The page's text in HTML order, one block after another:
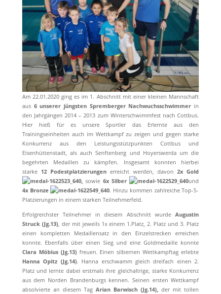
Am 22.01.2020 ging es im 1. Abschnitt mit einer kleinen Mannschaft
aus6 unserer jüngsten Spremberger Nachwuchsschwimmer in
den Jahrgängen 2014 – 2013 zum Winterschwimmfest nach Cottbus.
Hier hieß für es unsere Sportler das Erlernte aus den
Trainingseinheiten auch im Wettkampf zu zeigen und gegen starke
Konkurrenz aus den Leistungsstützpunkten Cottbus und
Eisenhüttenstadt, als auch Senftenberg und Hoyerswerda um die
begehrten Medaillen zu kämpfen. Insgesamt konnten hierbei
starke 12 Podestplatzierungenerreicht werden, davon 2x Gold
,sowie 6x Silber
und
4x Bronze
. Hinzu kommen zahlreiche Top-5-
Platzierungen in einem starken Teilnehmerfeld.
Erfolgreichster Teilnehmer in diesem Abschnitt wurdeAugustin
Struck (Jg.13), der mit jeweils 1x einem 1.Platz, 2. Platz und 3. Platz
einen kompletten Medaillensatz in den Einzelstrecken erreichen
konnte. Ebenfalls über einen Sieg und eine Goldmedaille konnte
Clara Möbius (Jg.13)freuen. Einen silbernen Wettkampftag erlebte
Hanna Opitz (Jg.14). Hanna erschwamm gleich dreifach einen 2.
Platz und lernte dabei erstmals ihre gleichaltrige, starke Konkurrenz
aus dem Norden Brandenburgs kennen. Seinen ersten Wettkampf
absolvierte an diesem Tag Arian Barwisch (Jg.14),der mit tollen